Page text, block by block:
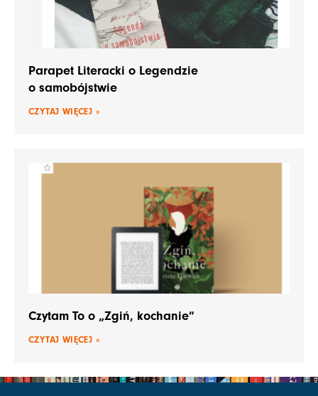
Parapet Literacki o Legendzie
o samobójstwie
CZYTAJ WIĘCEJ »
Czytam To o „Zgiń, kochanie”
CZYTAJ WIĘCEJ »